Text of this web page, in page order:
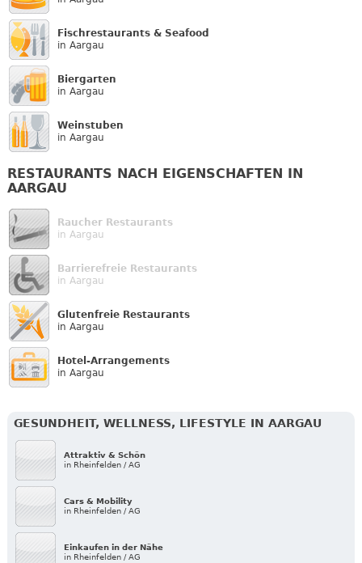
Fischrestaurants & Seafood
in Aargau
Biergarten
in Aargau
Weinstuben
in Aargau
RESTAURANTS NACH EIGENSCHAFTEN IN
AARGAU
Raucher Restaurants
in Aargau
Barrierefreie Restaurants
in Aargau
Glutenfreie Restaurants
in Aargau
Hotel-Arrangements
in Aargau
GESUNDHEIT, WELLNESS, LIFESTYLE IN AARGAU
Attraktiv & Schön
in Rheinfelden / AG
Cars & Mobility
in Rheinfelden / AG
Einkaufen in der Nähe
in Rheinfelden / AG